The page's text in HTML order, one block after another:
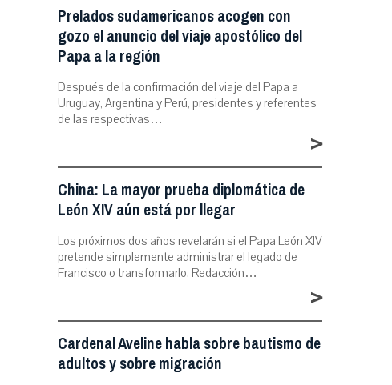
Prelados sudamericanos acogen con
gozo el anuncio del viaje apostólico del
Papa a la región
Después de la confirmación del viaje del Papa a
Uruguay, Argentina y Perú, presidentes y referentes
de las respectivas…
>
China: La mayor prueba diplomática de
León XIV aún está por llegar
Los próximos dos años revelarán si el Papa León XIV
pretende simplemente administrar el legado de
Francisco o transformarlo. Redacción…
>
Cardenal Aveline habla sobre bautismo de
adultos y sobre migración